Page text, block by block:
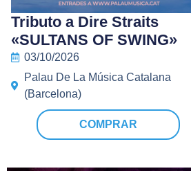
Tributo a Dire Straits
«SULTANS OF SWING»
03/10/2026
Palau De La Música Catalana
(Barcelona)
COMPRAR